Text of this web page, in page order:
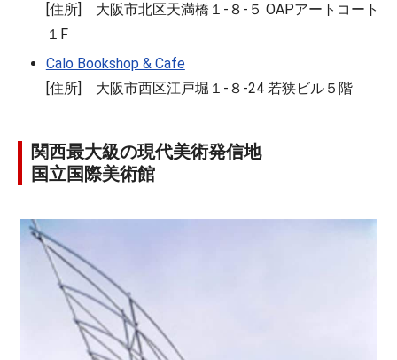
[住所] 大阪市北区天満橋１-８-５ OAPアートコート
１F
Calo Bookshop & Cafe
[住所] 大阪市西区江戸堀１-８-24 若狭ビル５階
関西最大級の現代美術発信地
国立国際美術館